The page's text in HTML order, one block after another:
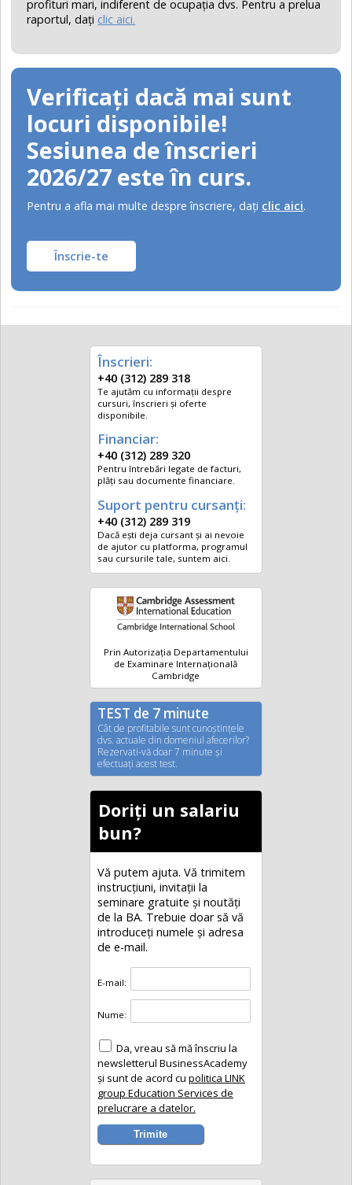
profituri mari, indiferent de ocupaţia dvs. Pentru a prelua
raportul, daţi clic aici.
Verificați dacă mai sunt
locuri disponibile!
Sesiunea de înscrieri
2026/27 este în curs.
Pentru a afla mai multe despre înscriere, daţi clic aici.
Înscrie-te
Înscrieri:
+40 (312) 289 318
Te ajutăm cu informații despre
cursuri, înscrieri și oferte
disponibile.
Financiar:
+40 (312) 289 320
Pentru întrebări legate de facturi,
plăți sau documente financiare.
Suport pentru cursanți:
+40 (312) 289 319
Dacă ești deja cursant și ai nevoie
de ajutor cu platforma, programul
sau cursurile tale, suntem aici.
Prin Autorizația Departamentului
de Examinare Internațională
Cambridge
TEST de 7 minute
Cât de profitabile sunt cunoştinţele
dvs. actuale din domeniul afecerilor?
Rezervati-vă doar 7 minute şi
efectuaţi acest test.
Doriți un salariu
bun?
Vă putem ajuta. Vă trimitem
instrucțiuni, invitaţii la
seminare gratuite şi noutăţi
de la BA. Trebuie doar să vă
introduceţi numele și adresa
de e-mail.
E-mail:
Nume:
Da, vreau să mă înscriu la
newsletterul BusinessAcademy
și sunt de acord cu politica LINK
group Education Services de
prelucrare a datelor.